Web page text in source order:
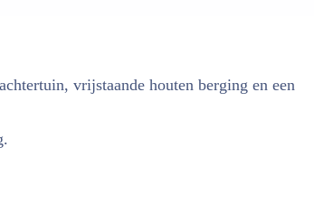
vrijstaande houten berging en een